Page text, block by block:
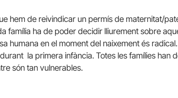
hem de reivindicar un permís de maternitat/
família ha de poder decidir lliurement sobre
humana en el moment del naixement és
la primera infància. Totes les famílies han
són tan vulnerables.